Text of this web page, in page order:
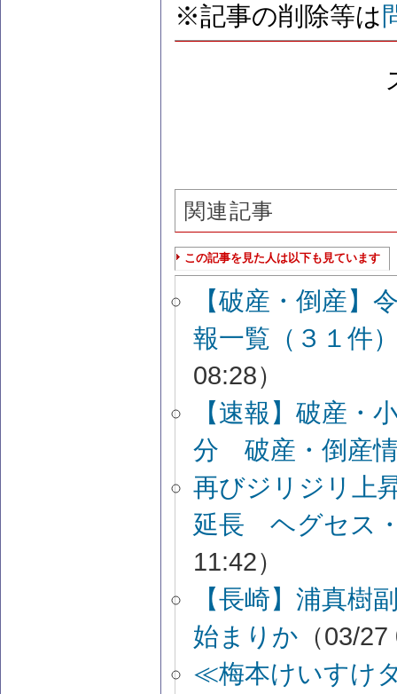
※記事の削除等は
関連記事
この記事を見た人は以下も見ています
【破産・倒産
報一覧（３１件
08:28）
【速報】破産
分 破産・倒産
再びジリジリ上
延長 ヘグセス
11:42）
【長崎】浦真
始まりか （03/
≪梅本けいすけ